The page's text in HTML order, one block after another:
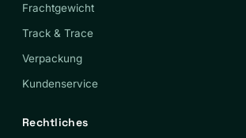
Frachtgewicht
Track & Trace
Verpackung
Kundenservice
Rechtliches